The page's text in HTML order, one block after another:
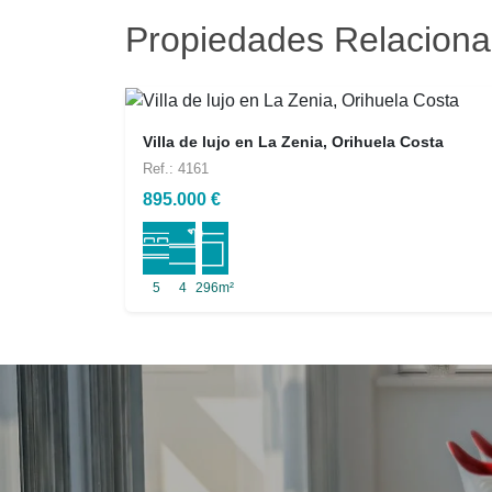
Propiedades
Villa de lujo en La Zenia, Orihuela Costa
Ref.: 4161
895.000 €
5 4 296m²